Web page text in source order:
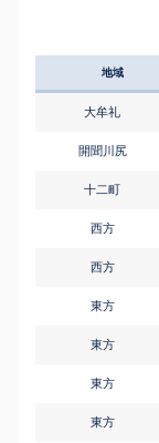
地域
大牟礼
開聞川尻
十二町
西方
西方
東方
東方
東方
東方